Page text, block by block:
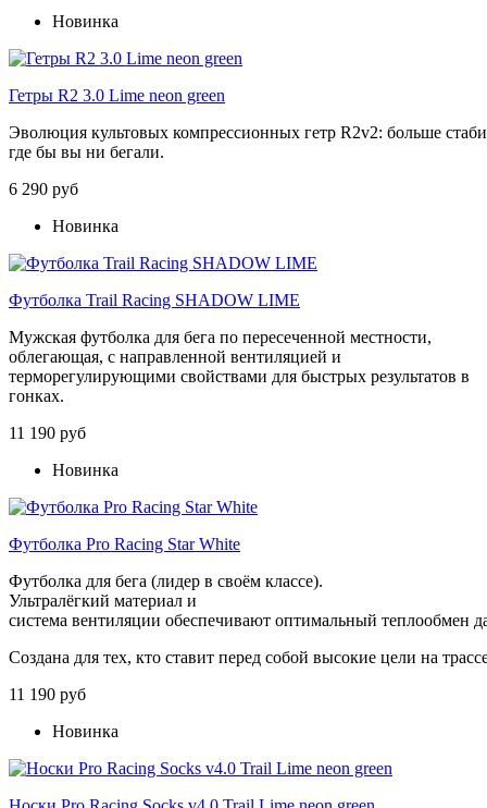
Новинка
Гетры R2 3.0 Lime neon green
Эволюция культовых компрессионных гетр R2v2: больше
где бы вы ни бегали.
6 290 руб
Новинка
Футболка Trail Racing SHADOW LIME
Мужская футболка для бега по пересеченной местности,
облегающая, с направленной вентиляцией и
терморегулирующими свойствами для быстрых результатов в
гонках.
11 190 руб
Новинка
Футболка Pro Racing Star White
Футболка для бега (лидер в своём классе).
Ультралёгкий материал и
система вентиляции обеспечивают оптимальный теплообмен
Создана для тех, кто ставит перед собой высокие цели на
11 190 руб
Новинка